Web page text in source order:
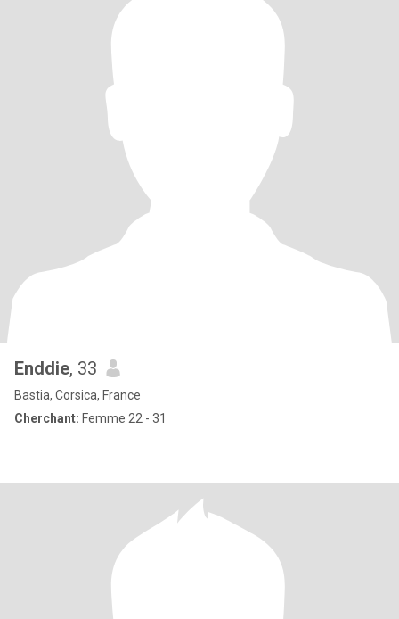
Enddie, 33
Bastia, Corsica, France
Cherchant: Femme 22 - 31